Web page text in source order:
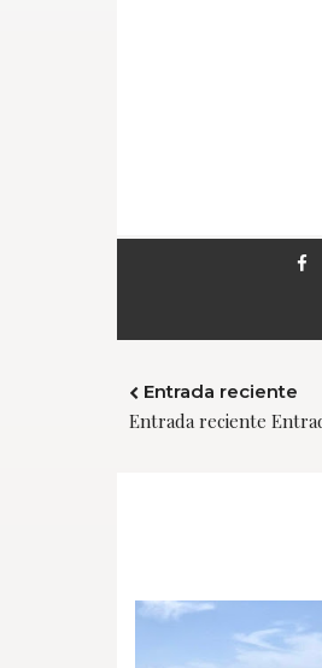
Entrada reciente
Entrada reciente